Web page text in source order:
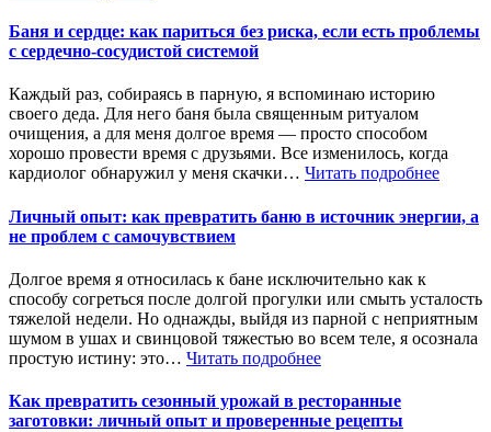
Баня и сердце: как париться без риска, если есть проблемы
с сердечно-сосудистой системой
Каждый раз, собираясь в парную, я вспоминаю историю
своего деда. Для него баня была священным ритуалом
очищения, а для меня долгое время — просто способом
хорошо провести время с друзьями. Все изменилось, когда
кардиолог обнаружил у меня скачки… Читать подробнее
Личный опыт: как превратить баню в источник энергии, а
не проблем с самочувствием
Долгое время я относилась к бане исключительно как к
способу согреться после долгой прогулки или смыть усталость
тяжелой недели. Но однажды, выйдя из парной с неприятным
шумом в ушах и свинцовой тяжестью во всем теле, я осознала
простую истину: это… Читать подробнее
Как превратить сезонный урожай в ресторанные
заготовки: личный опыт и проверенные рецепты